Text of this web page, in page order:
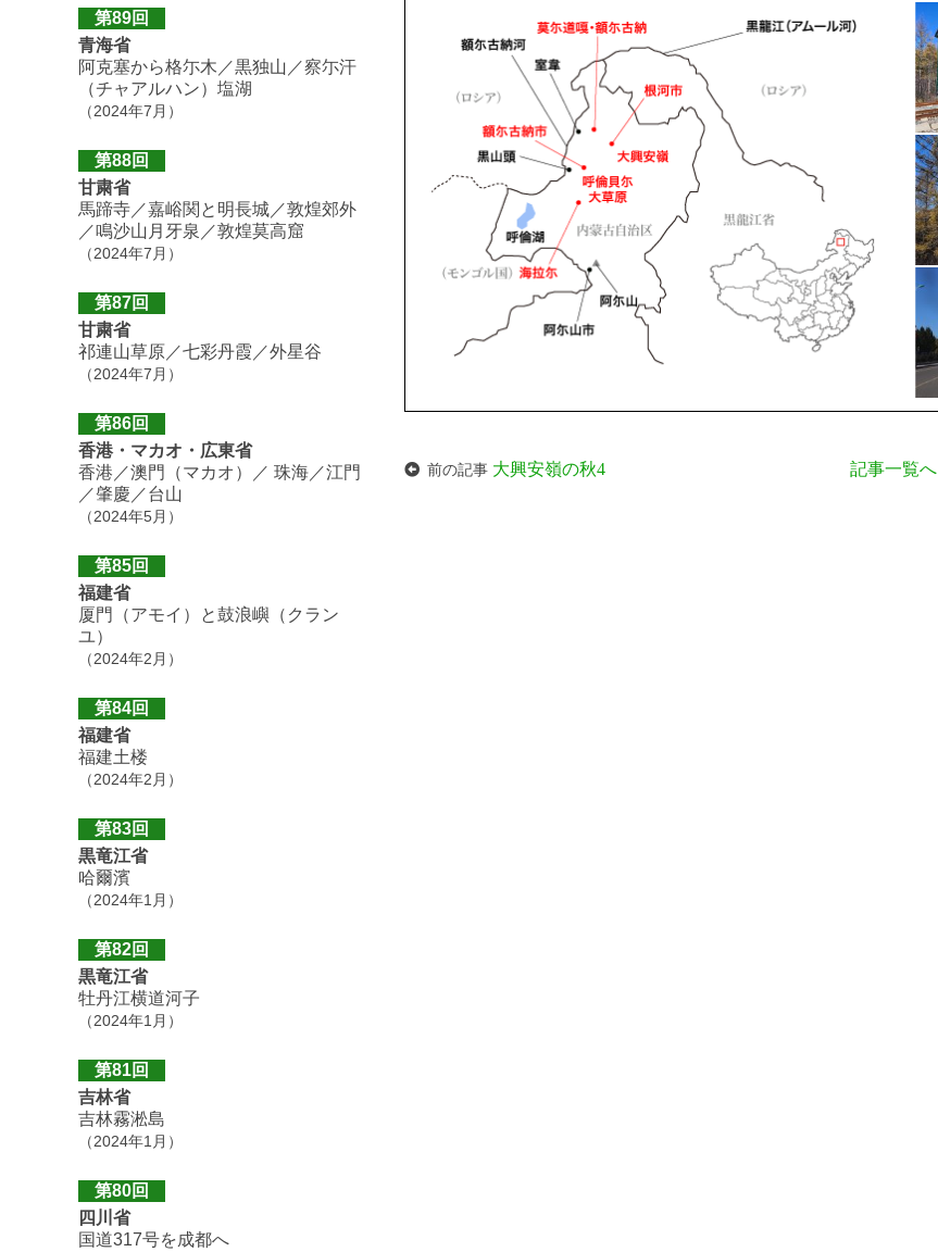
前の記事 大興安嶺の秋4 記事一覧へ
第89回
青海省
阿克塞から格尓木／黒独山／察尓汗
（チャアルハン）塩湖
（2024年7月）
第88回
甘粛省
馬蹄寺／嘉峪関と明長城／敦煌郊外
／鳴沙山月牙泉／敦煌莫高窟
（2024年7月）
第87回
甘粛省
祁連山草原／七彩丹霞／外星谷
（2024年7月）
第86回
香港・マカオ・広東省
香港／澳門（マカオ）／ 珠海／江門
／肇慶／台山
（2024年5月）
第85回
福建省
厦門（アモイ）と鼓浪嶼（クラン
ユ）
（2024年2月）
第84回
福建省
福建土楼
（2024年2月）
第83回
黒竜江省
哈爾濱
（2024年1月）
第82回
黒竜江省
牡丹江横道河子
（2024年1月）
第81回
吉林省
吉林霧淞島
（2024年1月）
第80回
四川省
国道317号を成都へ